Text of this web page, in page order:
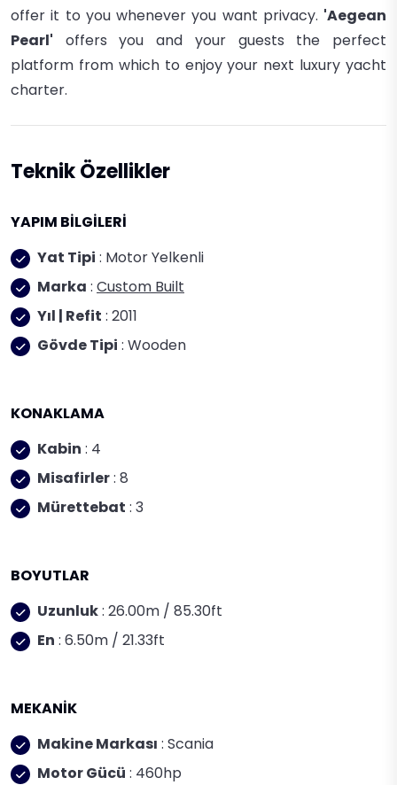
offer it to you whenever you want privacy. 'Aegean
Pearl' offers you and your guests the perfect
platform from which to enjoy your next luxury yacht
charter.
Teknik Özellikler
YAPIM BİLGİLERİ
Yat Tipi : Motor Yelkenli
Marka : Custom Built
Yıl | Refit : 2011
Gövde Tipi : Wooden
KONAKLAMA
Kabin : 4
Misafirler: 8
Mürettebat : 3
BOYUTLAR
Uzunluk: 26.00m / 85.30ft
En : 6.50m / 21.33ft
MEKANİK
Makine Markası : Scania
Motor Gücü : 460hp